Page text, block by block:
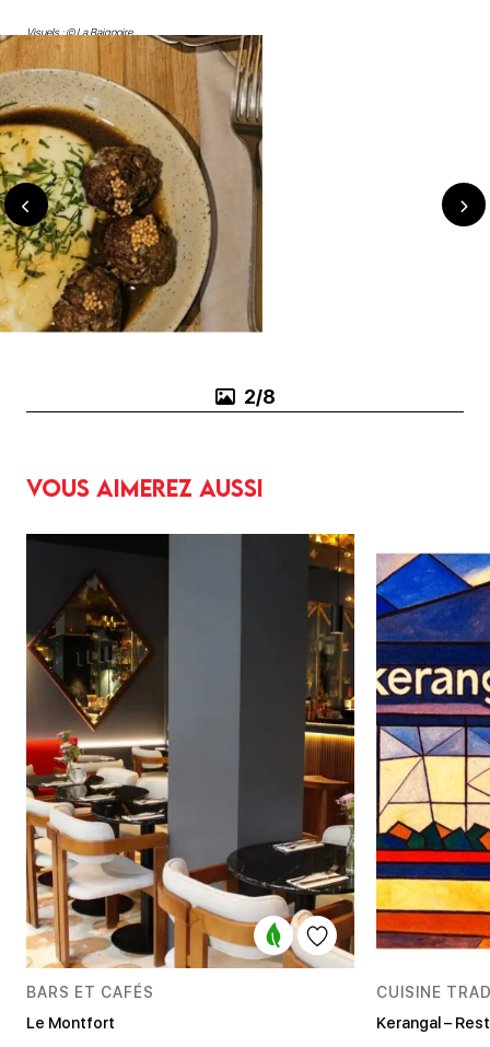
Visuels : © La Baignoire
3/8
Vous aimerez aussi
BARS ET CAFÉS
Le Montfort
CUISINE
Kerangal –